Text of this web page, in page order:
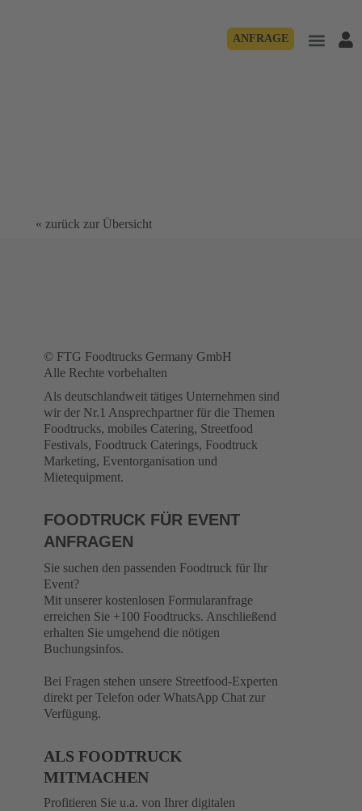
ANFRAGE
« zurück zur Übersicht
© FTG Foodtrucks Germany GmbH
Alle Rechte vorbehalten
Als deutschlandweit tätiges Unternehmen sind
wir der Nr.1 Ansprechpartner für die Themen
Foodtrucks, mobiles Catering, Streetfood
Festivals, Foodtruck Caterings, Foodtruck
Marketing, Eventorganisation und
Mietequipment.
FOODTRUCK FÜR EVENT
ANFRAGEN
Sie suchen den passenden Foodtruck für Ihr
Event?
Mit unserer kostenlosen Formularanfrage
erreichen Sie +100 Foodtrucks. Anschließend
erhalten Sie umgehend die nötigen
Buchungsinfos.
Bei Fragen stehen unsere Streetfood-Experten
direkt per Telefon oder WhatsApp Chat zur
Verfügung.
ALS FOODTRUCK
MITMACHEN
Profitieren Sie u.a. von Ihrer digitalen